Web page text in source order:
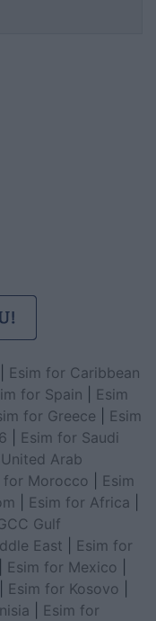
Esim for Caribbean
for Spain
Esim
for Greece
Esim
Esim for Saudi
Arab
for Morocco
Esim
Esim for Africa
Gulf
East
Esim for
Esim for Mexico
Esim for Kosovo
Esim for